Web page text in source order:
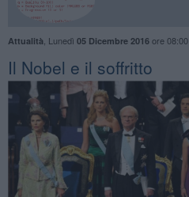
Attualità Lunedì 05 Dicembre 2016ore 08:00
Il Nobel e il soffritto